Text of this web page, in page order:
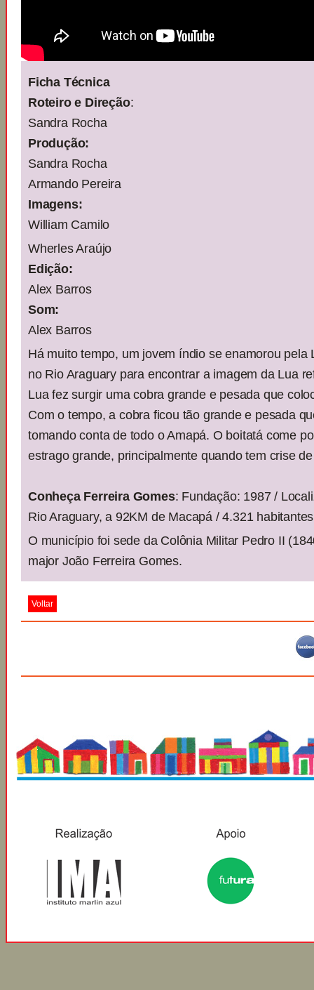
Ficha Técnica
Roteiro e Direção:
Sandra Rocha
Produção:
Sandra Rocha
Armando Pereira
Imagens:
William Camilo
Wherles Araújo
Edição:
Alex Barros
Som:
Alex Barros
Há muito tempo, um jovem índio se enamorou pela
no Rio Araguary para encontrar a imagem da Lua
Lua fez surgir uma cobra grande e pesada que
Com o tempo, a cobra ficou tão grande e pesada
tomando conta de todo o Amapá. O boitatá come
estrago grande, principalmente quando tem crise
Conheça Ferreira Gomes: Fundação: 1987 /
Rio Araguary, a 92KM de Macapá / 4.321
O município foi sede da Colônia Militar Pedro II
major João Ferreira Gomes.
Voltar